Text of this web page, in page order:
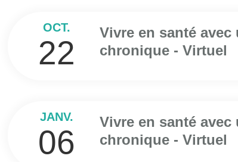
OCT.
22
Vivre en santé
chronique - Virtuel
JANV.
06
Vivre en santé avec
chronique - Virtuel